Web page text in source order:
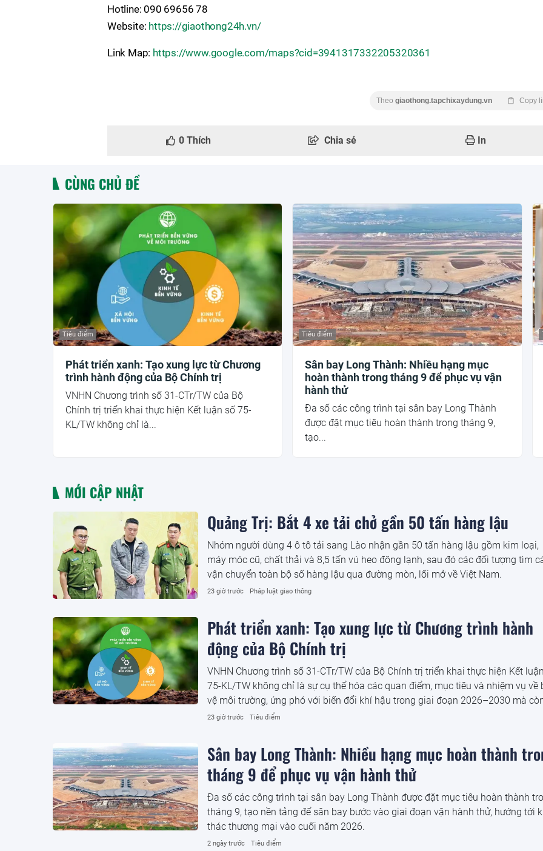
Hotline: 090 69656 78
Website: https://giaothong24h.vn/
Link Map: https://www.google.com/maps?cid=3941317332205320361
Theo giaothong.tapchixaydung.vn Copy
0 Thích Chia sẻ In
CÙNG CHỦ ĐỀ
Tiêu điểm
Phát triển xanh: Tạo xung lực từ Chương
trình hành động của Bộ Chính trị
VNHN Chương trình số 31-CTr/TW của Bộ
Chính trị triển khai thực hiện Kết luận số 75-
KL/TW không chỉ là...
Tiêu điểm
Sân bay Long Thành: Nhiều hạng mục
hoàn thành trong tháng 9 để phục vụ vận
hành thử
Đa số các công trình tại sân bay Long Thành
được đặt mục tiêu hoàn thành trong tháng 9,
tạo...
MỚI CẬP NHẬT
Quảng Trị: Bắt 4 xe tải chở gần 50 tấn hàng lậu
Nhóm người dùng 4 ô tô tải sang Lào nhận gần 50 tấn hàng lậu gồm kim loại,
máy móc cũ, chất thải và 8,5 tấn vú heo đông lạnh, sau đó các đối tượng tìm
vận chuyển toàn bộ số hàng lậu qua đường mòn, lối mở về Việt Nam.
23 giờ trước Pháp luật giao thông
Phát triển xanh: Tạo xung lực từ Chương trình hành
động của Bộ Chính trị
VNHN Chương trình số 31-CTr/TW của Bộ Chính trị triển khai thực hiện Kết
75-KL/TW không chỉ là sự cụ thể hóa các quan điểm, mục tiêu và nhiệm vụ về
vệ môi trường, ứng phó với biến đổi khí hậu trong giai đoạn 2026–2030 mà
phản ánh bước phát triển mới trong tư duy lãnh đạo của Đảng về mô hình phát
23 giờ trước Tiêu điểm
Sân bay Long Thành: Nhiều hạng mục hoàn thành
tháng 9 để phục vụ vận hành thử
Đa số các công trình tại sân bay Long Thành được đặt mục tiêu hoàn thành
tháng 9, tạo nền tảng để sân bay bước vào giai đoạn vận hành thử, hướng tới
thác thương mại vào cuối năm 2026.
2 ngày trước Tiêu điểm